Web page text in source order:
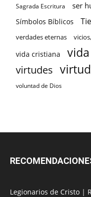
Sagrada Escritura ser
Símbolos Bíblicos
verdades eternas
vida cristiana
virtudes
voluntad de Dios
Legionarios de Cristo |